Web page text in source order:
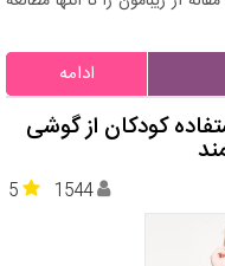
ادامه
کودکان از گوشی
5 1544